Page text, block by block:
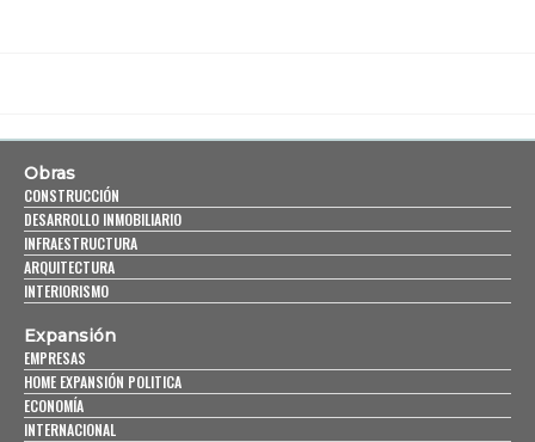
Obras
CONSTRUCCIÓN
DESARROLLO INMOBILIARIO
INFRAESTRUCTURA
ARQUITECTURA
INTERIORISMO
Expansión
EMPRESAS
HOME EXPANSIÓN POLITICA
ECONOMÍA
INTERNACIONAL